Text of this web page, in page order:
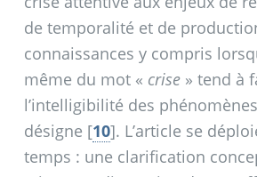
de temporalité et de
connaissances y compris
même du mot « crise » tend à
l’intelligibilité des phénomènes
désigne [10]. L’article se
temps : une clarification